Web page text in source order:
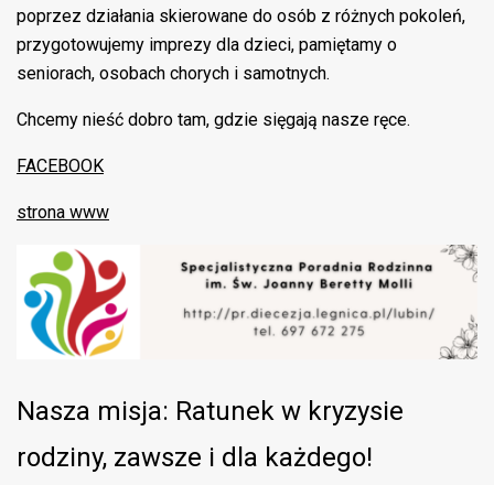
poprzez działania skierowane do osób z różnych pokoleń,
przygotowujemy imprezy dla dzieci, pamiętamy o
seniorach, osobach chorych i samotnych.
Chcemy nieść dobro tam, gdzie sięgają nasze ręce.
FACEBOOK
strona www
Nasza misja: Ratunek w kryzysie
rodziny, zawsze i dla każdego!